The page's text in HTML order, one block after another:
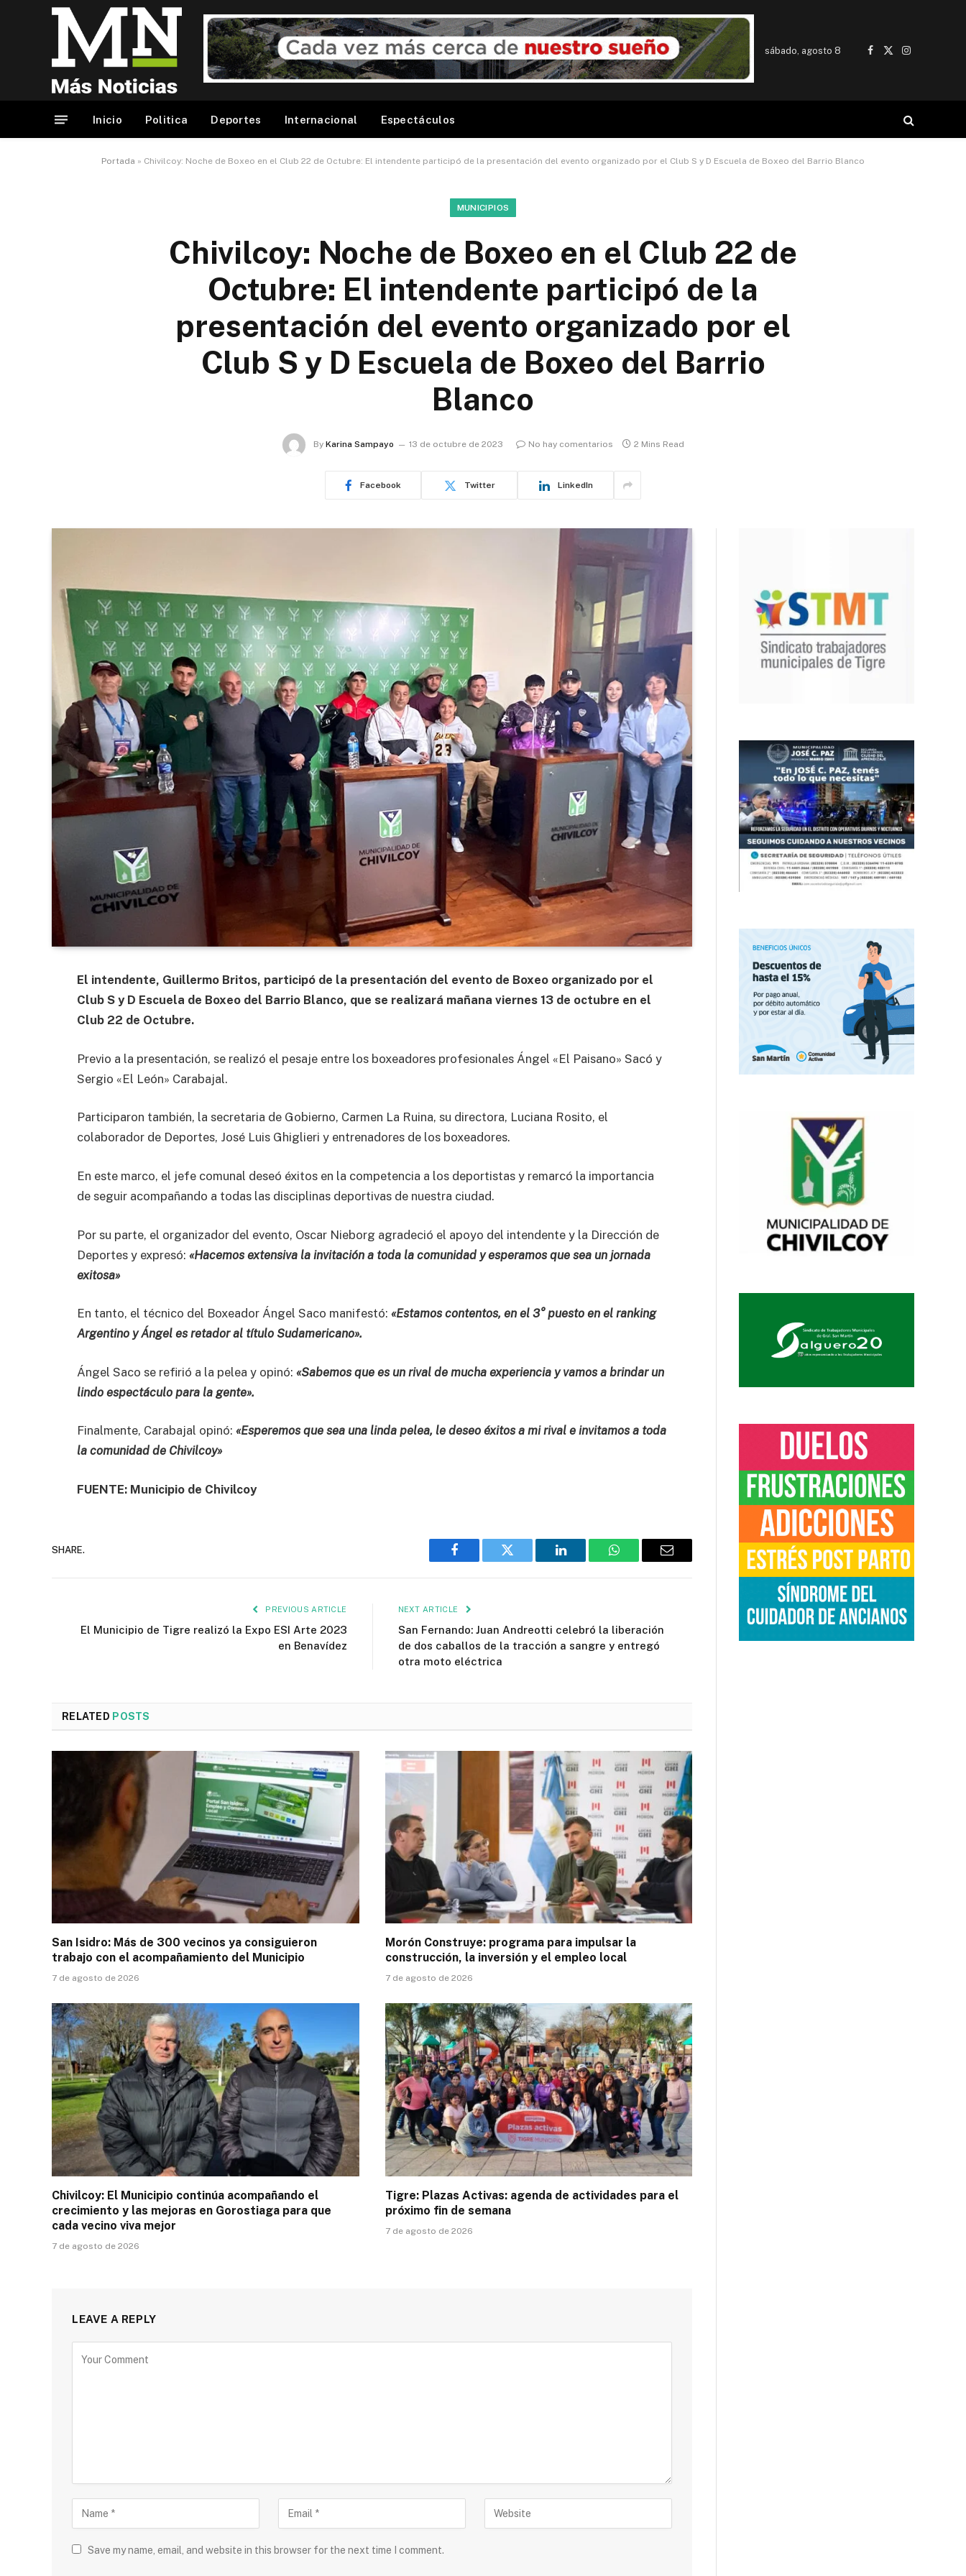
sábado, agosto 8
Facebook
X
Instagram
Inicio Politica Deportes Internacional Espectáculos
Portada » Chivilcoy: Noche de Boxeo en el Club 22 de Octubre: El intendente participó de la presentación del evento organizado por el Club S y D Escuela de Boxeo del Barrio Blanco
MUNICIPIOS
Chivilcoy: Noche de Boxeo en el Club 22 de
Octubre: El intendente participó de la
presentación del evento organizado por el
Club S y D Escuela de Boxeo del Barrio
Blanco
By Karina Sampayo 13 de octubre de 2023 No hay comentarios 2 Mins Read
Facebook Twitter LinkedIn
El intendente, Guillermo Britos, participó de la presentación del evento de Boxeo organizado por el
Club S y D Escuela de Boxeo del Barrio Blanco, que se realizará mañana viernes 13 de octubre en el
Club 22 de Octubre.
Previo a la presentación, se realizó el pesaje entre los boxeadores profesionales Ángel «El Paisano» Sacó y
Sergio «El León» Carabajal.
Participaron también, la secretaria de Gobierno, Carmen La Ruina, su directora, Luciana Rosito, el
colaborador de Deportes, José Luis Ghiglieri y entrenadores de los boxeadores.
En este marco, el jefe comunal deseó éxitos en la competencia a los deportistas y remarcó la importancia
de seguir acompañando a todas las disciplinas deportivas de nuestra ciudad.
Por su parte, el organizador del evento, Oscar Nieborg agradeció el apoyo del intendente y la Dirección de
Deportes y expresó: «Hacemos extensiva la invitación a toda la comunidad y esperamos que sea un jornada
exitosa»
En tanto, el técnico del Boxeador Ángel Saco manifestó:«Estamos contentos, en el 3° puesto en el ranking
Argentino y Ángel es retador al título Sudamericano».
Ángel Saco se refirió a la pelea y opinó:«Sabemos que es un rival de mucha experiencia y vamos a brindar un
lindo espectáculo para la gente».
Finalmente, Carabajal opinó: «Esperemos que sea una linda pelea, le deseo éxitos a mi rival e invitamos a toda
la comunidad de Chivilcoy»
FUENTE: Municipio de Chivilcoy
SHARE.
Facebook Twitter LinkedIn WhatsAppEmail
PREVIOUS ARTICLE
El Municipio de Tigre realizó la Expo ESI Arte 2023
en Benavídez
NEXT ARTICLE
San Fernando: Juan Andreotti celebró la liberación
de dos caballos de la tracción a sangre y entregó
otra moto eléctrica
RELATED POSTS
San Isidro: Más de 300 vecinos ya consiguieron
trabajo con el acompañamiento del Municipio
7 de agosto de 2026
Morón Construye: programa para impulsar la
construcción, la inversión y el empleo local
7 de agosto de 2026
Chivilcoy: El Municipio continúa acompañando el
crecimiento y las mejoras en Gorostiaga para que
cada vecino viva mejor
7 de agosto de 2026
Tigre: Plazas Activas: agenda de actividades para el
próximo fin de semana
7 de agosto de 2026
LEAVE A REPLY
Save my name, email, and website in this browser for the next time I comment.